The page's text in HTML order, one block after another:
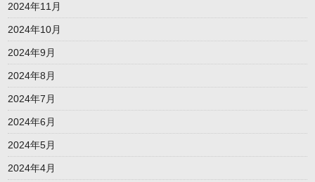
2024年11月
2024年10月
2024年9月
2024年8月
2024年7月
2024年6月
2024年5月
2024年4月